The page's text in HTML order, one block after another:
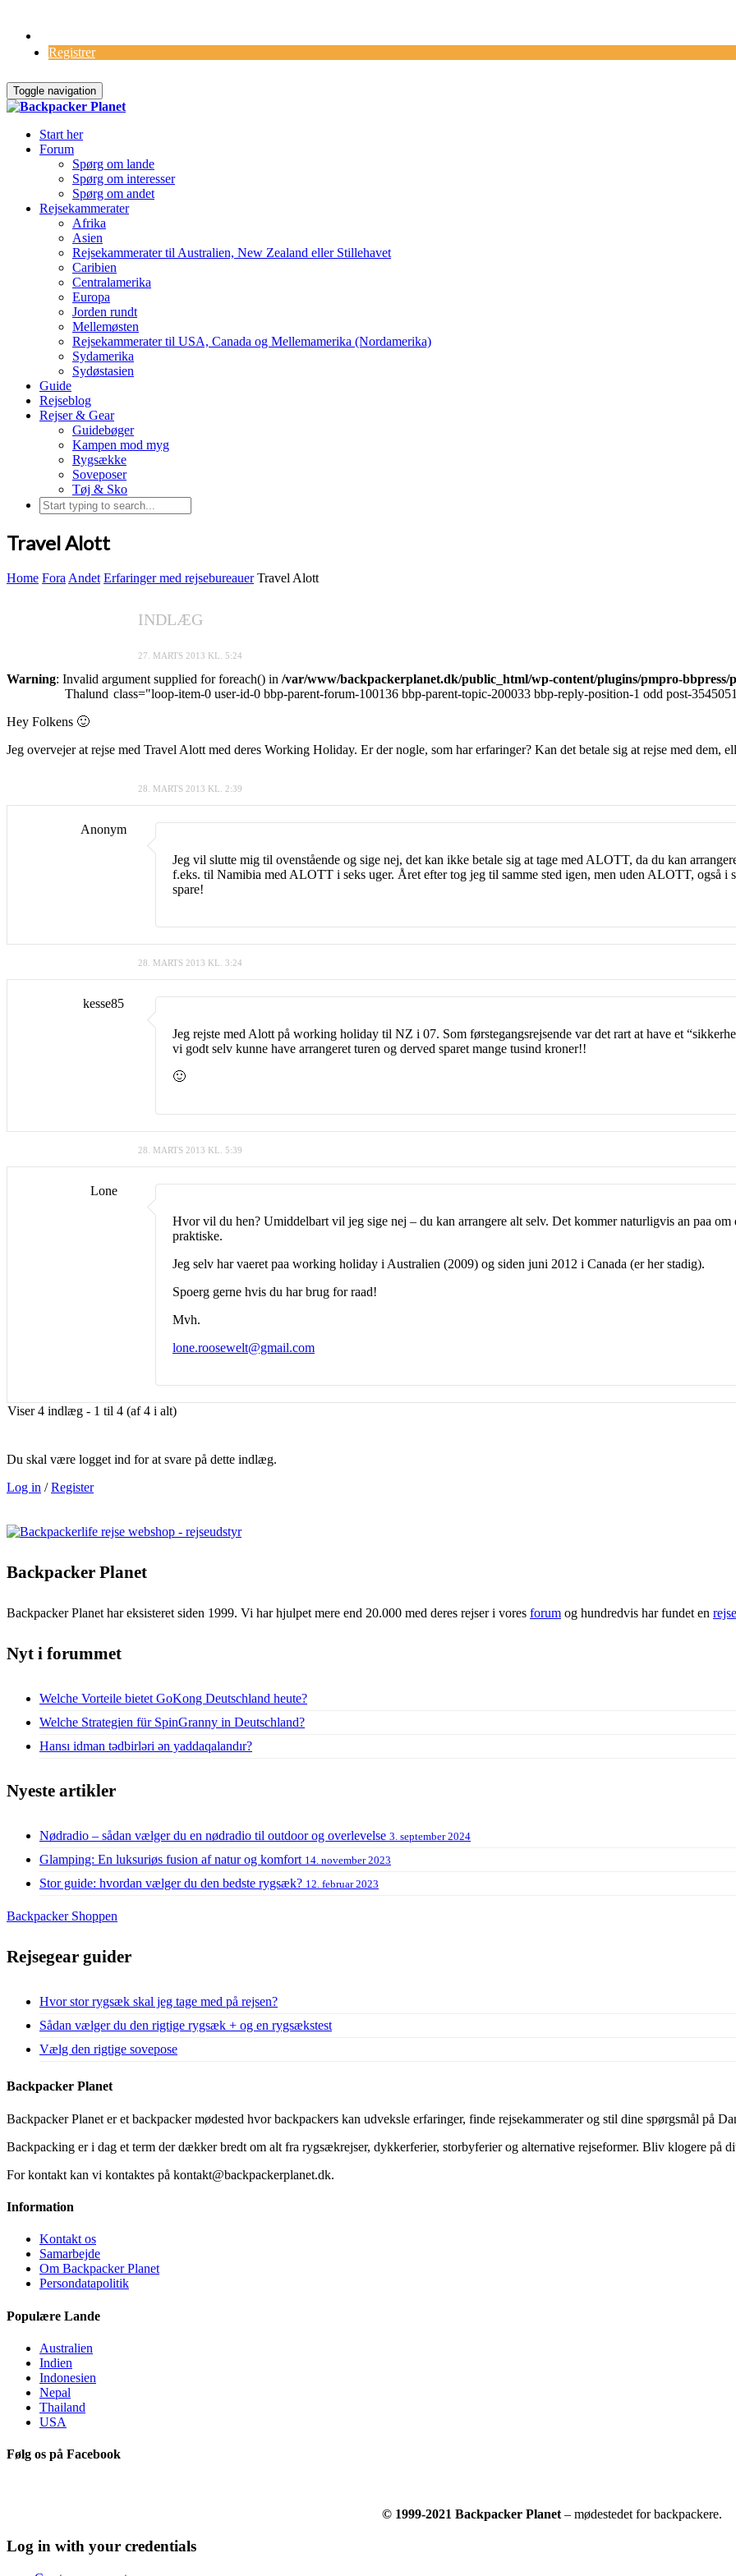
Registrer
Toggle navigation
Start her
Forum
Spørg om lande
Spørg om interesser
Spørg om andet
Rejsekammerater
Afrika
Asien
Rejsekammerater til Australien, New Zealand eller Stillehavet
Caribien
Centralamerika
Europa
Jorden rundt
Mellemøsten
Rejsekammerater til USA, Canada og Mellemamerika (Nordamerika)
Sydamerika
Sydøstasien
Guide
Rejseblog
Rejser & Gear
Guidebøger
Kampen mod myg
Rygsække
Soveposer
Tøj & Sko
Travel Alott
Home Fora Andet Erfaringer med rejsebureauer Travel Alott
INDLÆG
27. MARTS 2013 KL. 5:24
Warning: Invalid argument supplied for foreach() in /var/www/backpackerplanet.dk/public_html/wp-content/plugins/pmpro-bbpress/
class="loop-item-0 user-id-0 bbp-parent-forum-100136 bbp-parent-topic-200033 bbp-reply-position-1 odd post-
Thalund
Hey Folkens 🙂
Jeg overvejer at rejse med Travel Alott med deres Working Holiday. Er der nogle, som har erfaringer? Kan det betale sig at rejse med dem,
28. MARTS 2013 KL. 2:39
Anonym
Jeg vil slutte mig til ovenstående og sige nej, det kan ikke betale sig at tage med ALOTT, da du kan
f.eks. til Namibia med ALOTT i seks uger. Året efter tog jeg til samme sted igen, men uden ALOTT, også i
spare!
28. MARTS 2013 KL. 3:24
kesse85
Jeg rejste med Alott på working holiday til NZ i 07. Som førstegangsrejsende var det rart at have et
vi godt selv kunne have arrangeret turen og derved sparet mange tusind kroner!!
🙂
28. MARTS 2013 KL. 5:39
Lone
Hvor vil du hen? Umiddelbart vil jeg sige nej – du kan arrangere alt selv. Det kommer naturligvis an paa om
praktiske.
Jeg selv har vaeret paa working holiday i Australien (2009) og siden juni 2012 i Canada (er her stadig).
Spoerg gerne hvis du har brug for raad!
Mvh.
lone.roosewelt@gmail.com
Viser 4 indlæg - 1 til 4 (af 4 i alt)
Du skal være logget ind for at svare på dette indlæg.
Log in /Register
Backpacker Planet
Backpacker Planet har eksisteret siden 1999. Vi har hjulpet mere end 20.000 med deres rejser i vores forum og hundredvis har fundet en
Nyt i forummet
Welche Vorteile bietet GoKong Deutschland heute?
Welche Strategien für SpinGranny in Deutschland?
Hansı idman tədbirləri ən yaddaqalandır?
Nyeste artikler
Nødradio – sådan vælger du en nødradio til outdoor og overlevelse 3. september 2024
Glamping: En luksuriøs fusion af natur og komfort 14. november 2023
Stor guide: hvordan vælger du den bedste rygsæk? 12. februar 2023
Backpacker Shoppen
Rejsegear guider
Hvor stor rygsæk skal jeg tage med på rejsen?
Sådan vælger du den rigtige rygsæk + og en rygsækstest
Vælg den rigtige sovepose
Backpacker Planet
Backpacker Planet er et backpacker mødested hvor backpackers kan udveksle erfaringer, finde rejsekammerater og stil dine spørgsmål på
Backpacking er i dag et term der dækker bredt om alt fra rygsækrejser, dykkerferier, storbyferier og alternative rejseformer. Bliv klogere på
For kontakt kan vi kontaktes på kontakt@backpackerplanet.dk.
Information
Kontakt os
Samarbejde
Om Backpacker Planet
Persondatapolitik
Populære Lande
Australien
Indien
Indonesien
Nepal
Thailand
USA
Følg os på Facebook
© 1999-2021 Backpacker Planet – mødestedet for backpackere.
Log in with your credentials